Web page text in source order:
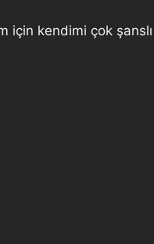
kendimi çok şanslı